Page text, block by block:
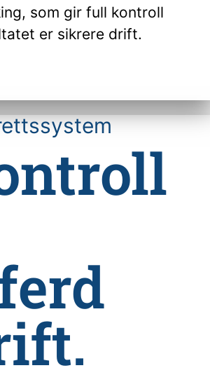
som gir full kontroll
er sikrere drift.